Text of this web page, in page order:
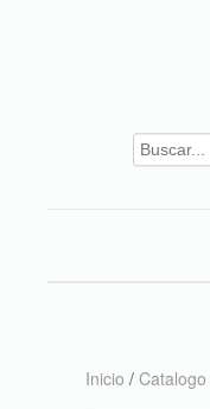
Inicio / Catalogo